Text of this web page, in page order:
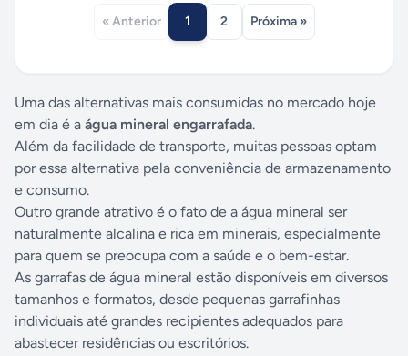
« Anterior 1 2 Próxima »
Uma das alternativas mais consumidas no mercado hoje
em dia é a água mineral engarrafada.
Além da facilidade de transporte, muitas pessoas optam
por essa alternativa pela conveniência de armazenamento
e consumo.
Outro grande atrativo é o fato de a água mineral ser
naturalmente alcalina e rica em minerais, especialmente
para quem se preocupa com a saúde e o bem-estar.
As garrafas de água mineral estão disponíveis em diversos
tamanhos e formatos, desde pequenas garrafinhas
individuais até grandes recipientes adequados para
abastecer residências ou escritórios.